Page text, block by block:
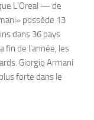
L’Oreal — de
possède 13
dans 36 pays
fin de l’année, les
Giorgio Armani
forte dans le